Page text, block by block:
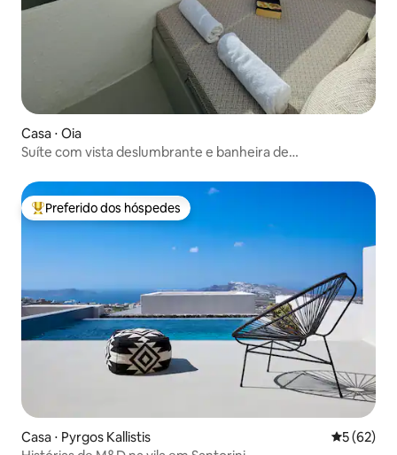
Casa ⋅ Oia
Suíte com vista deslumbrante e banheira de
Entre os melhores preferidos dos hóspedes
Preferido dos hóspedes
Casa ⋅ Pyrgos Kallistis 5 de uma
5 (62)